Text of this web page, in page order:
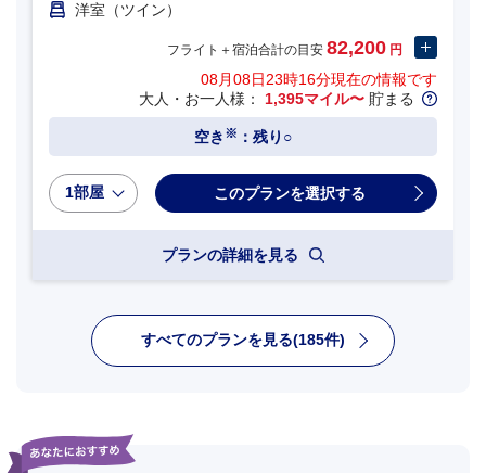
洋室（ツイン）
フライト＋宿泊合計の目安 82,200 円
08月08日23時16分現在の情報です
大人・お一人様： 1,395マイル〜 貯まる
空き ※ ：残り○
1部屋
プランの詳細を見る
すべてのプランを見る(185件)